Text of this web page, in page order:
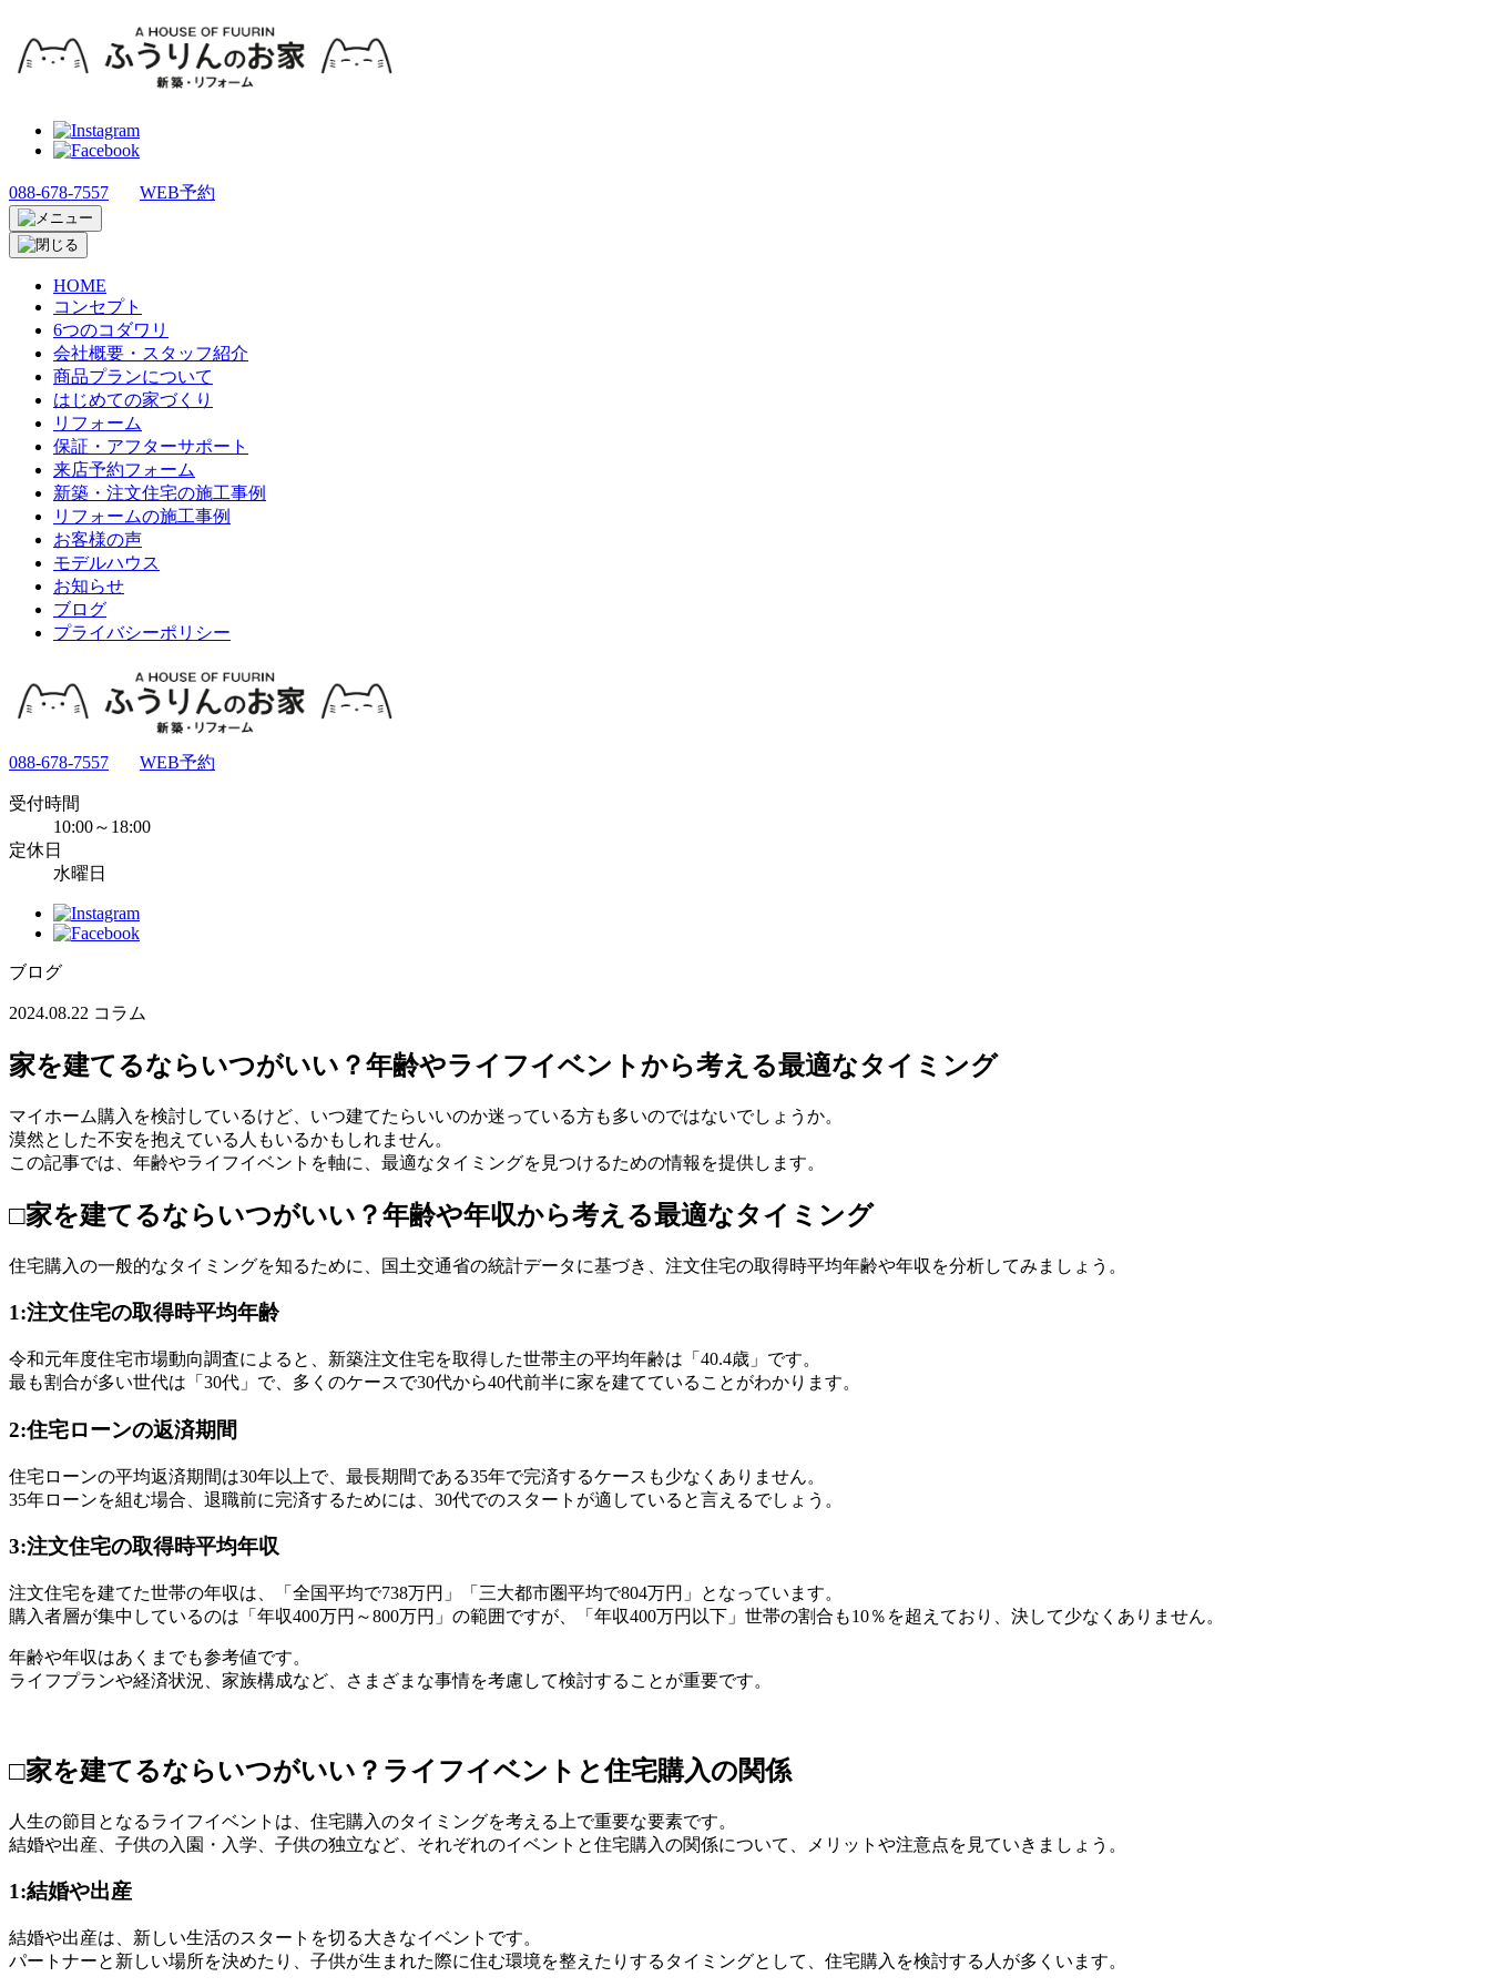
088-678-7557 WEB予約
HOME
コンセプト
6つのコダワリ
会社概要・スタッフ紹介
商品プランについて
はじめての家づくり
リフォーム
保証・アフターサポート
来店予約フォーム
新築・注文住宅の施工事例
リフォームの施工事例
お客様の声
モデルハウス
お知らせ
ブログ
プライバシーポリシー
088-678-7557 WEB予約
受付時間
10:00～18:00
定休日
水曜日
ブログ
2024.08.22 コラム
家を建てるならいつがいい？年齢やライフイベントから考える最適なタイミング
マイホーム購入を検討しているけど、いつ建てたらいいのか迷っている方も多いのではないでしょうか。
漠然とした不安を抱えている人もいるかもしれません。
この記事では、年齢やライフイベントを軸に、最適なタイミングを見つけるための情報を提供します。
□家を建てるならいつがいい？年齢や年収から考える最適なタイミング
住宅購入の一般的なタイミングを知るために、国土交通省の統計データに基づき、注文住宅の取得時平均年齢や年収を分析してみましょう。
1:注文住宅の取得時平均年齢
令和元年度住宅市場動向調査によると、新築注文住宅を取得した世帯主の平均年齢は「40.4歳」です。
最も割合が多い世代は「30代」で、多くのケースで30代から40代前半に家を建てていることがわかります。
2:住宅ローンの返済期間
住宅ローンの平均返済期間は30年以上で、最長期間である35年で完済するケースも少なくありません。
35年ローンを組む場合、退職前に完済するためには、30代でのスタートが適していると言えるでしょう。
3:注文住宅の取得時平均年収
注文住宅を建てた世帯の年収は、「全国平均で738万円」「三大都市圏平均で804万円」となっています。
購入者層が集中しているのは「年収400万円～800万円」の範囲ですが、「年収400万円以下」世帯の割合も10％を超えており、決して少なくありません。
年齢や年収はあくまでも参考値です。
ライフプランや経済状況、家族構成など、さまざまな事情を考慮して検討することが重要です。
□家を建てるならいつがいい？ライフイベントと住宅購入の関係
人生の節目となるライフイベントは、住宅購入のタイミングを考える上で重要な要素です。
結婚や出産、子供の入園・入学、子供の独立など、それぞれのイベントと住宅購入の関係について、メリットや注意点を見ていきましょう。
1:結婚や出産
結婚や出産は、新しい生活のスタートを切る大きなイベントです。
パートナーと新しい場所を決めたり、子供が生まれた際に住む環境を整えたりするタイミングとして、住宅購入を検討する人が多くいます。